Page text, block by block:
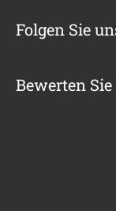
Folgen Sie
Bewerten Sie